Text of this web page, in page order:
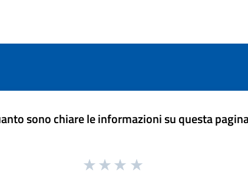
sono chiare le informazioni su questa